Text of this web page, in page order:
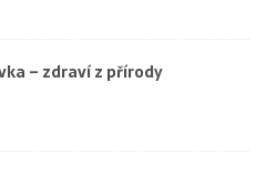
– zdraví z přírody